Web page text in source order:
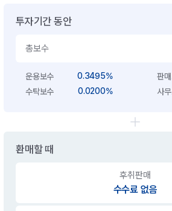
투자기간 동안
총보수
운용보수 0.3495% 판
수탁보수
0.0200% 사
환매할 때
후취판매
수수료 없음